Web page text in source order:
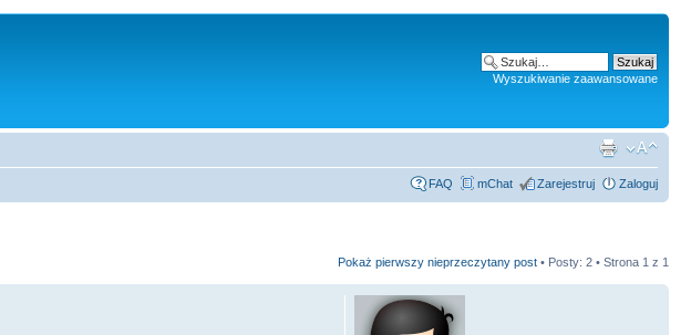
Wyszukiwanie zaawansowane
FAQ mChat Zarejestruj Zaloguj
Pokaż pierwszy nieprzeczytany post • Posty: 2 • Strona 1 z 1